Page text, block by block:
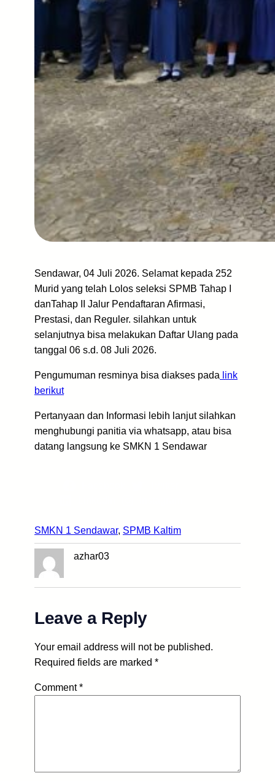
Sendawar, 04 Juli 2026. Selamat kepada 252
Murid yang telah Lolos seleksi SPMB Tahap I
danTahap II Jalur Pendaftaran Afirmasi,
Prestasi, dan Reguler. silahkan untuk
selanjutnya bisa melakukan Daftar Ulang pada
tanggal 06 s.d. 08 Juli 2026.
Pengumuman resminya bisa diakses pada link
berikut
Pertanyaan dan Informasi lebih lanjut silahkan
menghubungi panitia via whatsapp, atau bisa
datang langsung ke SMKN 1 Sendawar
SMKN 1 Sendawar, SPMB Kaltim
azhar03
Leave a Reply
Your email address will not be published.
Required fields are marked *
Comment*